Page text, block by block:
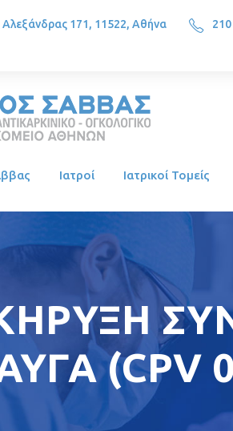
171, 11522, Αθήνα
Ιατροί Ιατρικοί Τομείς
(CPV